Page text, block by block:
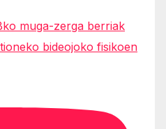
muga-zerga berriak
bideojoko fisikoen